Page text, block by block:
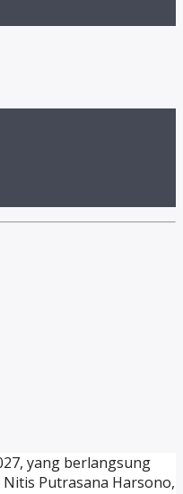
yang berlangsung
Nitis Putrasana Harsono,